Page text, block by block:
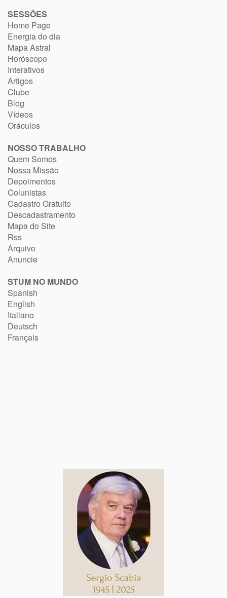
SESSÕES
Home Page
Energia do dia
Mapa Astral
Horóscopo
Interativos
Artigos
Clube
Blog
Vídeos
Oráculos
NOSSO TRABALHO
Quem Somos
Nossa Missão
Depoimentos
Colunistas
Cadastro Gratuito
Descadastramento
Mapa do Site
Rss
Arquivo
Anuncie
STUM NO MUNDO
Spanish
English
Italiano
Deutsch
Français